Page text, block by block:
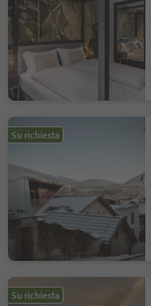
Su richiesta
Su richiesta